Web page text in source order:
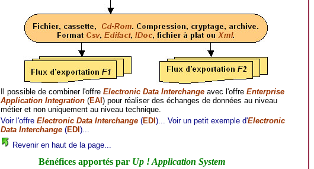
Il possible de combiner l'offre Electronic Data Interchangeavec l'offre Enterprise
Application Integration(EAI) pour réaliser des échanges de données au niveau
métier et non uniquement au niveau technique.
Voir l'offre Electronic Data Interchange(EDI)... Voir un petit exemple d'Electronic
Data Interchange(EDI)...
Revenir en haut de la page...
Bénéfices apportés par Up ! Application System